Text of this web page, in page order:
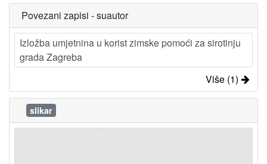
Povezani zapisi - suautor
Izložba umjetnina u korist zimske pomoći za sirotinju
grada Zagreba
Više (1)
slikar